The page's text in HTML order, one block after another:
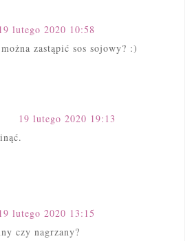
19 lutego 2020 10:58
zastąpić sos sojowy? :)
19 lutego 2020 19:13
19 lutego 2020 13:15
czy nagrzany?